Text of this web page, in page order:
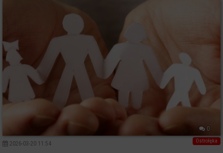
0
Ostrołęka
2026-03-20 11:54